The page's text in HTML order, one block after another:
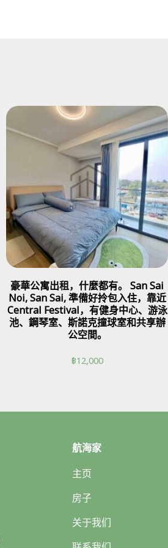
豪華公寓出租，什麼都有。 San Sai
Noi, San Sai, 準備好拎包入住，靠近
Central Festival，有健身中心、游泳
池、鋼琴室、斯諾克撞球室和共享辦
公空間。
฿12,000
航海家
主页
房子
关于我们